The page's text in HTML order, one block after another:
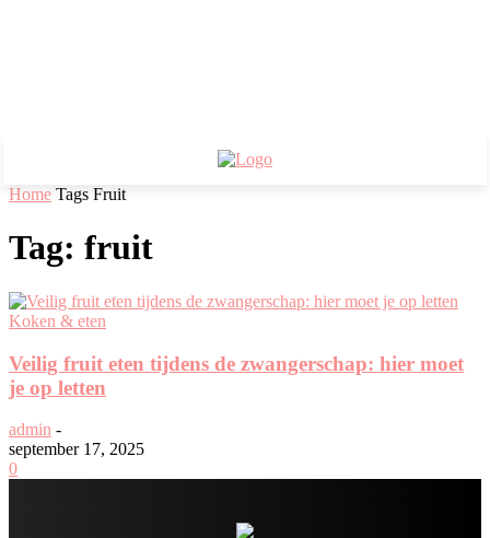
Home Tags Fruit
Tag: fruit
Koken & eten
Veilig fruit eten tijdens de zwangerschap: hier moet
je op letten
admin -
september 17, 2025
0